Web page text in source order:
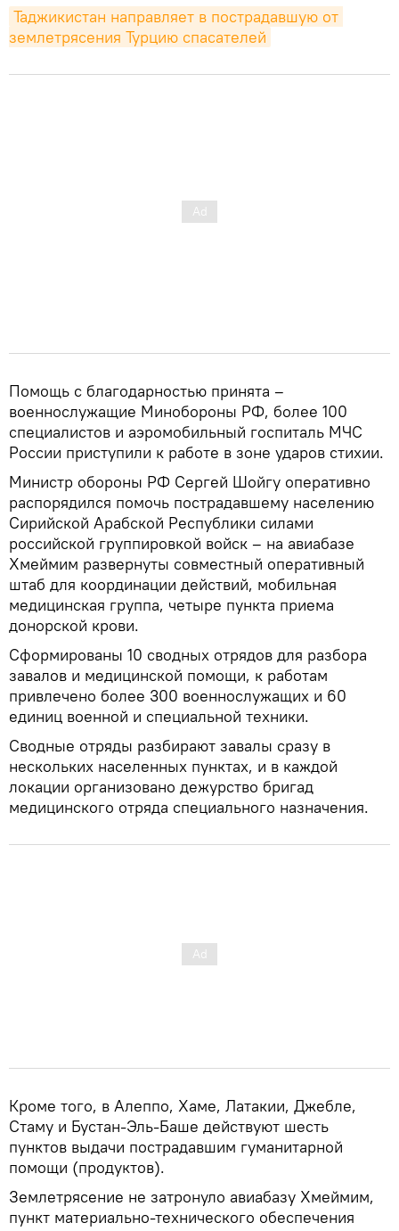
Таджикистан направляет в пострадавшую от
землетрясения Турцию спасателей
Помощь с благодарностью принята –
военнослужащие Минобороны РФ, более 100
специалистов и аэромобильный госпиталь МЧС
России приступили к работе в зоне ударов стихии.
Министр обороны РФ Сергей Шойгу оперативно
распорядился помочь пострадавшему населению
Сирийской Арабской Республики силами
российской группировкой войск – на авиабазе
Хмеймим развернуты совместный оперативный
штаб для координации действий, мобильная
медицинская группа, четыре пункта приема
донорской крови.
Сформированы 10 сводных отрядов для разбора
завалов и медицинской помощи, к работам
привлечено более 300 военнослужащих и 60
единиц военной и специальной техники.
Сводные отряды разбирают завалы сразу в
нескольких населенных пунктах, и в каждой
локации организовано дежурство бригад
медицинского отряда специального назначения.
Кроме того, в Алеппо, Хаме, Латакии, Джебле,
Стаму и Бустан-Эль-Баше действуют шесть
пунктов выдачи пострадавшим гуманитарной
помощи (продуктов).
Землетрясение не затронуло авиабазу Хмеймим,
пункт материально-технического обеспечения